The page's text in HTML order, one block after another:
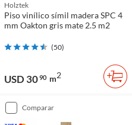
Holztek
Piso vinílico símil madera SPC 4
mm Oakton gris mate 2.5 m2
(50)
USD 3090 m2
comparar